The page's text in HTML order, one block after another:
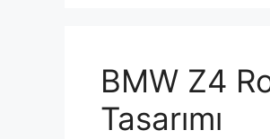
BMW Z4
Tasarımı